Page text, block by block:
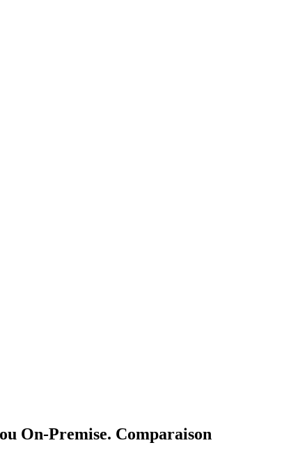
On-Premise. Comparaison